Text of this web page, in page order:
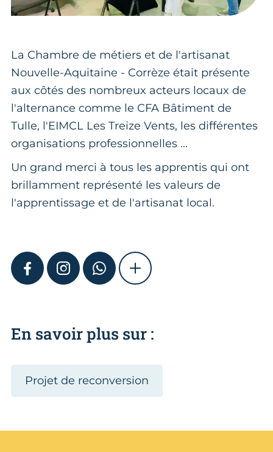
La Chambre de métiers et de l'artisanat
Nouvelle-Aquitaine - Corrèze était présente
aux côtés des nombreux acteurs locaux de
l'alternance comme le CFA Bâtiment de
Tulle, l'EIMCL Les Treize Vents, les différentes
organisations professionnelles ...
Un grand merci à tous les apprentis qui ont
brillamment représenté les valeurs de
l'apprentissage et de l'artisanat local.
FACEBOOKINSTAGRAMWHATSAPPSHOW MORE
En savoir plus sur :
Projet de reconversion